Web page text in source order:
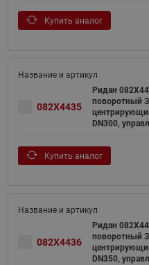
Купить аналог
082X4435
Ридан
поворотный
DN300,
Купить аналог
082X4436
Ридан
поворотный
DN350,